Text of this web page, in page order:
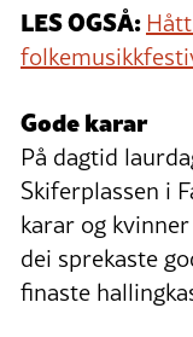
LES OGSÅ:
Gode karar
På dagtid
Skiferplassen i
karar og
dei sprekaste
finaste